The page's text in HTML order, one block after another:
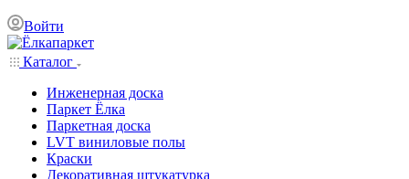
Войти
Каталог
Инженерная доска
Паркет Ёлка
Паркетная доска
LVT виниловые полы
Краски
Декоративная штукатурка